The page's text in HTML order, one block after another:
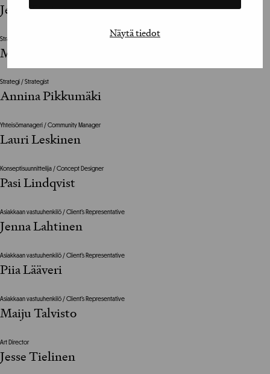
Näytä tiedot
Jesse Tielinen
Strategi / Strategist
Mari Wainio
Strategi / Strategist
Annina Pikkumäki
Yhteisömanageri / Community Manager
Lauri Leskinen
Konseptisuunnittelija / Concept Designer
Pasi Lindqvist
Asiakkaan vastuuhenkilö / Client’s Representative
Jenna Lahtinen
Asiakkaan vastuuhenkilö / Client’s Representative
Piia Lääveri
Asiakkaan vastuuhenkilö / Client’s Representative
Maiju Talvisto
Art Director
Jesse Tielinen